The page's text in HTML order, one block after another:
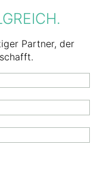
Partner, der